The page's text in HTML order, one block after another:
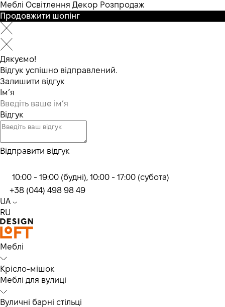
Меблі Освітлення Декор Розпродаж
Продовжити шопінг
Дякуємо!
Відгук успішно відправлений.
Залишити відгук
Ім’я
Відгук
Відправити відгук
10:00 - 19:00 (будні), 10:00 - 17:00 (субота)
+38 (044) 498 98 49
UA
RU
Меблі
Крісло-мішок
Меблі для вулиці
Вуличні барні стільці